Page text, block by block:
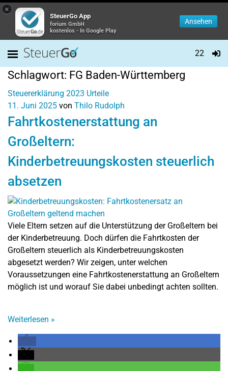
×
SteuerGo App
forium GmbH
kostenlos - In Google Play
Ansehen
22
Schlagwort: FG Baden-Württemberg
Steuererklärung 2023 Urteile
11. Juni 2025 von Thilo Rudolph
Fahrtkostenerstattung an
Großeltern:
Kinderbetreuungskosten steuerlich
absetzen
Viele Eltern setzen auf die Unterstützung der Großeltern bei
der Kinderbetreuung. Doch dürfen die Fahrtkosten der
Großeltern steuerlich als Kinderbetreuungskosten
abgesetzt werden? Wir zeigen, unter welchen
Voraussetzungen eine Fahrtkostenerstattung an Großeltern
möglich ist und worauf Sie dabei unbedingt achten sollten.
Weiterlesen »